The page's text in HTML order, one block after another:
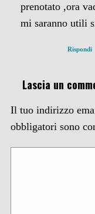
prenotato ,ora
mi saranno utili
Rispondi
Lascia un
Il tuo indirizzo
obbligatori sono